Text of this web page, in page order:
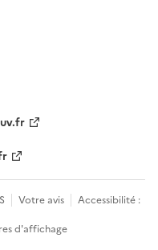
Votre avis
Accessibilité :
d'affichage